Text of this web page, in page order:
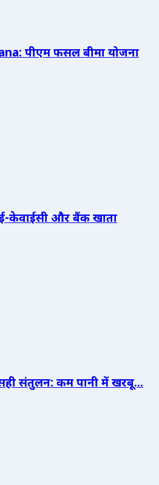
पीएम फसल बीमा योजना
केवाईसी और बैंक खाता
संतुलन: कम पानी में खरबू...